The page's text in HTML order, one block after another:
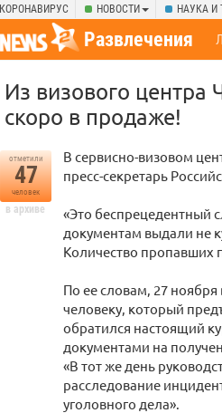
КОРОНАВИРУС НОВОСТИ НАУКА И
Развлечения
Из визового центра
скоро в продаже!
отметили
47
человек
в архиве
В сервисно-визовом
пресс-секретарь
«Это беспрецедентный
документам выдали не
Количество пропавших
По ее словам, 27
человеку, который
обратился настоящий
документами на
«В тот же день
расследование
уголовного дела».